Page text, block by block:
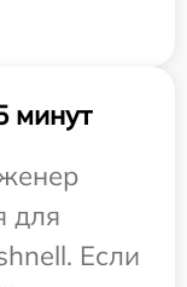
минут
для
Если